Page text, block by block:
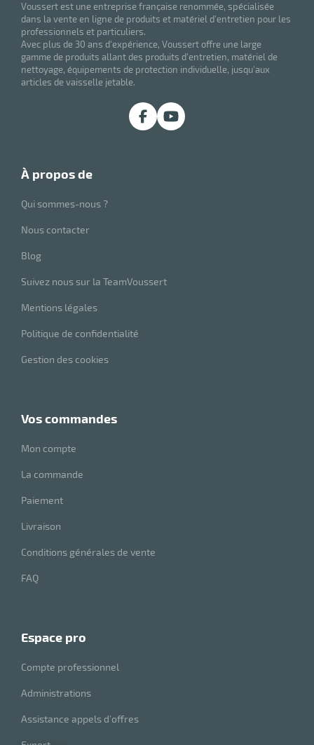
Voussert est une entreprise française renommée, spécialisée
dans la vente en ligne de produits et matériel d'entretien pour les
professionnels et particuliers.
Avec plus de 30 ans d'expérience, Voussert offre une large
gamme de produits allant des produits d'entretien, matériel de
nettoyage, équipements de protection individuelle, jusqu'aux
articles de vaisselle jetable.
à propos de
Qui sommes-nous ?
Nous contacter
Blog
Suivez nous sur la TeamVoussert
Mentions légales
Politique de confidentialité
Gestion des cookies
vos commandes
Mon compte
La commande
Paiement
Livraison
Conditions générales de vente
FAQ
espace pro
Compte professionnel
Administrations
Assistance appels d’offres